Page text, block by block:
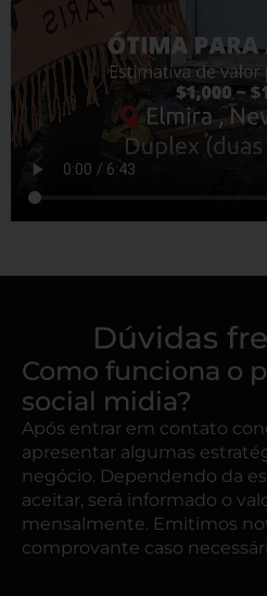
Dúvidas
Como funciona o
social midia?
Após entrar em contato
apresentar algumas
negócio. Dependendo da
aceitar, será informado o
mensalmente. Emitimos
comprovante caso